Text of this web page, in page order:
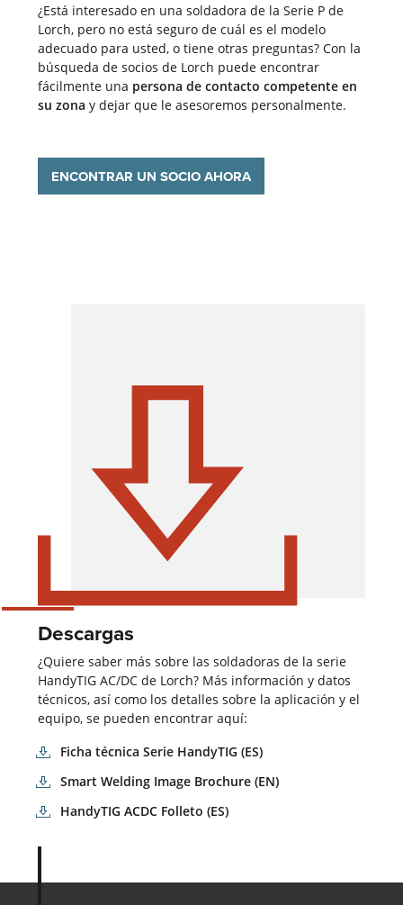
¿Está interesado en una soldadora de la Serie P de
Lorch, pero no está seguro de cuál es el modelo
adecuado para usted, o tiene otras preguntas? Con la
búsqueda de socios de Lorch puede encontrar
fácilmente una persona de contacto competente en
su zona y dejar que le asesoremos personalmente.
ENCONTRAR UN SOCIO AHORA
Descargas
¿Quiere saber más sobre las soldadoras de la serie
HandyTIG AC/DC de Lorch? Más información y datos
técnicos, así como los detalles sobre la aplicación y el
equipo, se pueden encontrar aquí:
Ficha técnica Serie HandyTIG (ES)
Smart Welding Image Brochure (EN)
HandyTIG ACDC Folleto (ES)